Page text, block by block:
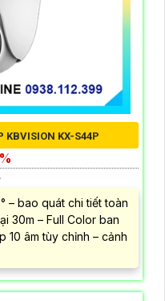
KBVISION KX-S44P
– bao quát chi tiết toàn
30m – Full Color ban
10 âm tùy chỉnh – cảnh